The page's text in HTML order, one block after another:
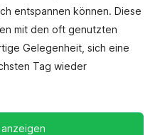
entspannen können. Diese
mit den oft genutzten
Gelegenheit, sich eine
Tag wieder